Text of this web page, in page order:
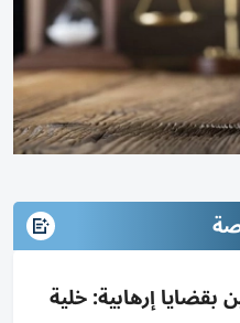
إعدام 6 مدانين بقضايا إرهابية: خلية